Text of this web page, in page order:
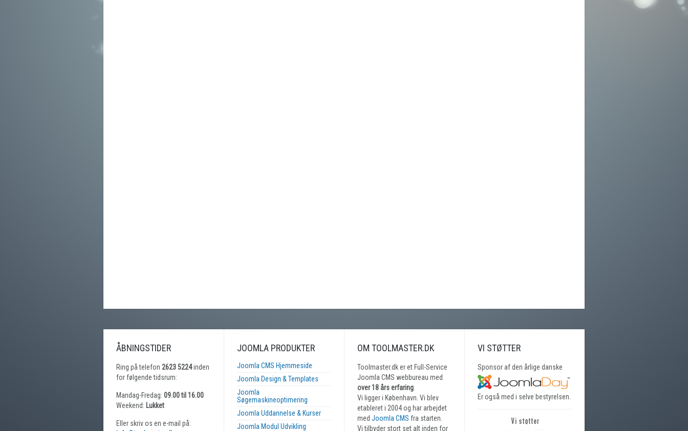
ÅBNINGSTIDER
Ring på telefon 2623 5224inden
for følgende tidsrum:
Mandag-Fredag: 09.00 til 16.00
Weekend: Lukket
Eller skriv os en e-mail på:
JOOMLA PRODUKTER
Joomla CMS Hjemmeside
Joomla Design & Templates
Joomla
Søgemaskineoptimering
Joomla Uddannelse & Kurser
Joomla Modul Udvikling
OM TOOLMASTER.DK
Toolmaster.dk er et Full-Service
Joomla CMS webbureau med
over 18 års erfaring
Vi ligger i København. Vi blev
etableret i 2004 og har arbejdet
med Joomla CMS fra starten.
Vi tilbyder stort set alt inden for
VI STØTTER
Sponsor af den årlige danske
Er også med i selve bestyrelsen.